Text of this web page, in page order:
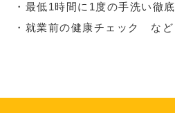
・最低1時間に1度の手洗い徹底
・就業前の健康チェック など